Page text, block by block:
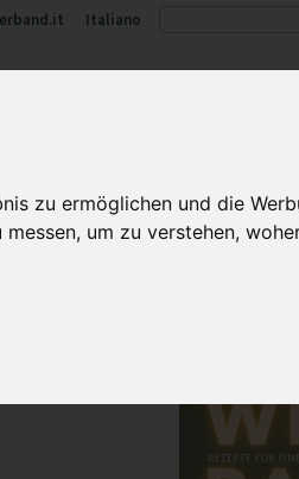
zu ermöglichen und die
um zu verstehen,
Italiano